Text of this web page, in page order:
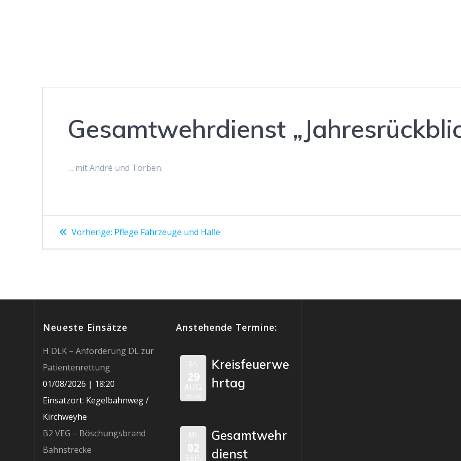
Gesamtwehrdienst
… mit André und Torben.
Beitragsnavigation
Vorherige: Vorheriger
Pflege Fahrzeuge und Halle
Neueste Einsätze
H DLK – Anforderung DL zur
Patientenrettung
01/08/2026 | 18:20
Einsatzort: Kegelbahnweg /
Kirchweyhe
B2 VEG – Böschungsbrand
Bahnstrecke
Anstehende Termine:
SA.
29
AUG.
2026
Kreisfeuerwe
hrtag
MI.
02
SEP.
Gesamtwehr
dienst